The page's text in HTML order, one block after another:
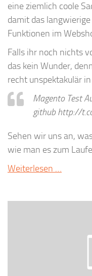
eine ziemlich coole
damit das
Funktionen im
Falls ihr noch nichts
das kein Wunder,
recht unspektakulär
Magento Test
github http://
Sehen wir uns an,
wie man es zum
Weiterlesen …